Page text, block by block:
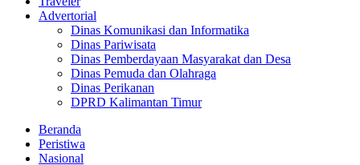
Advertorial
Dinas Komunikasi dan Informatika
Dinas Pariwisata
Dinas Pemberdayaan Masyarakat dan Desa
Dinas Pemuda dan Olahraga
Dinas Perikanan
DPRD Kalimantan Timur
Beranda
Peristiwa
Nasional